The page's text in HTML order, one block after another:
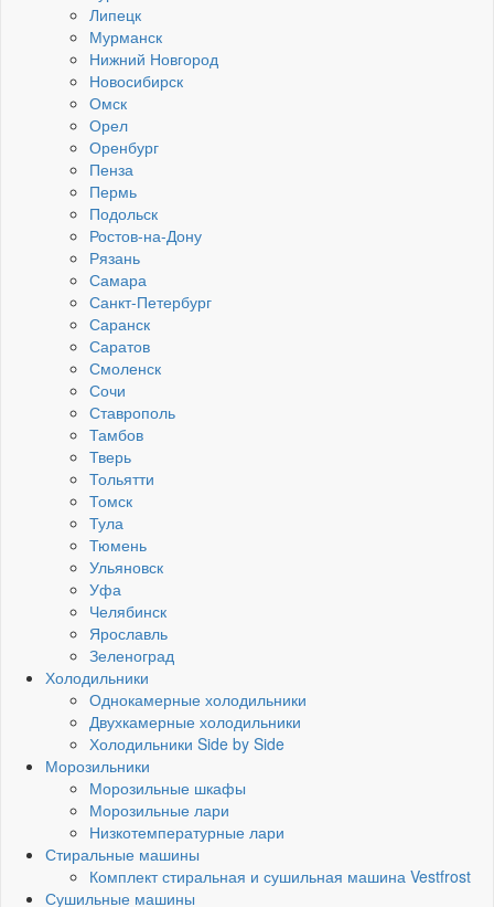
Липецк
Мурманск
Нижний Новгород
Новосибирск
Омск
Орел
Оренбург
Пенза
Пермь
Подольск
Ростов-на-Дону
Рязань
Самара
Санкт-Петербург
Саранск
Саратов
Смоленск
Сочи
Ставрополь
Тамбов
Тверь
Тольятти
Томск
Тула
Тюмень
Ульяновск
Уфа
Челябинск
Ярославль
Зеленоград
Холодильники
Однокамерные холодильники
Двухкамерные холодильники
Холодильники Side by Side
Морозильники
Морозильные шкафы
Морозильные лари
Низкотемпературные лари
Стиральные машины
Комплект стиральная и сушильная машина Vestfrost
Сушильные машины